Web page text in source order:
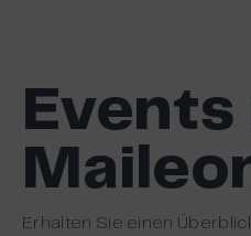
Erhalten Sie einen